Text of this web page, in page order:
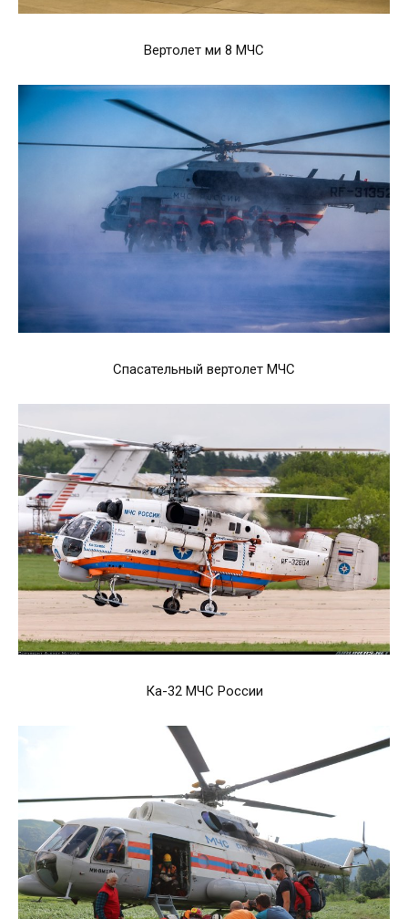
Вертолет ми 8 МЧС
Спасательный вертолет МЧС
Ка-32 МЧС России